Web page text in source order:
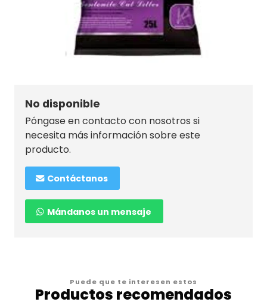
No disponible
Póngase en contacto con nosotros si
necesita más información sobre este
producto.
Contáctanos
Mándanos un mensaje
Puede que te interesen estos
Productos recomendados